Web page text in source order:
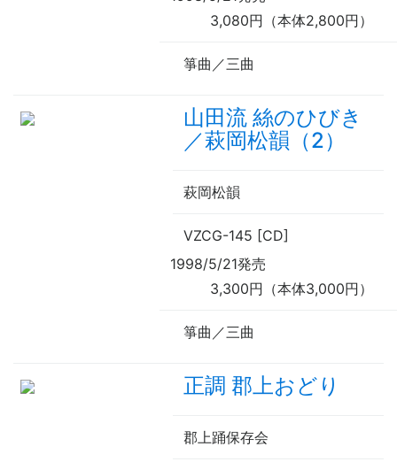
3,080円（本体2,800円）
箏曲／三曲
山田流 絲のひびき
／萩岡松韻（2）
萩岡松韻
VZCG-145 [CD]
1998/5/21発売
3,300円（本体3,000円）
箏曲／三曲
正調 郡上おどり
郡上踊保存会